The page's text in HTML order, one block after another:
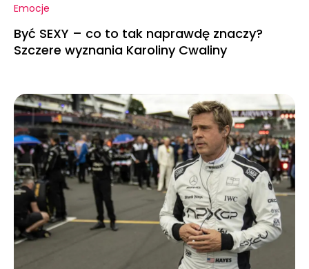
Emocje
Być SEXY – co to tak naprawdę znaczy?
Szczere wyznania Karoliny Cwaliny